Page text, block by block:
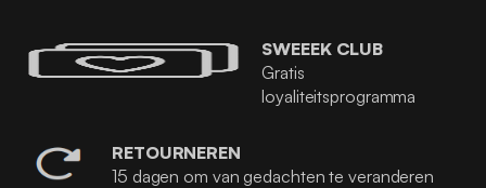
SWEEEK CLUB
Gratis
loyaliteitsprogramma
RETOURNEREN
15 dagen om van gedachten te veranderen